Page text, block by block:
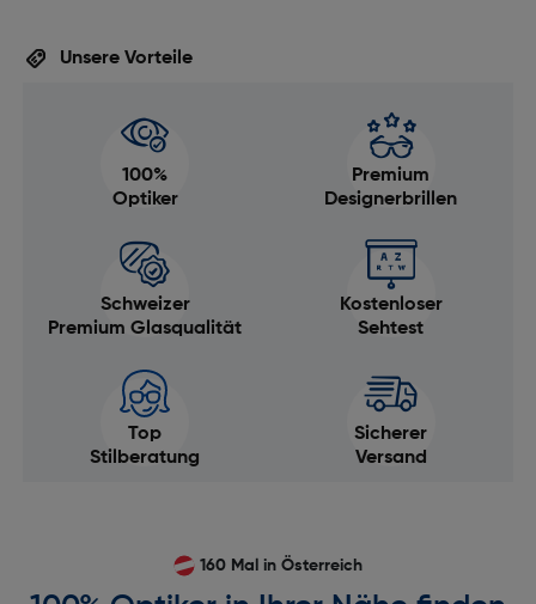
Unsere Vorteile
100%
Optiker
Premium
Designerbrillen
Schweizer
Premium Glasqualität
Kostenloser
Sehtest
Top
Stilberatung
Sicherer
Versand
160 Mal in Österreich